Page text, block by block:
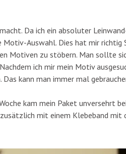
Da ich ein absoluter
Auswahl. Dies hat mir richtig
Motiven zu stöbern. Man sollte
ich mir mein Motiv
kann man immer mal
kam mein Paket unversehrt
mit einem Klebeband mit